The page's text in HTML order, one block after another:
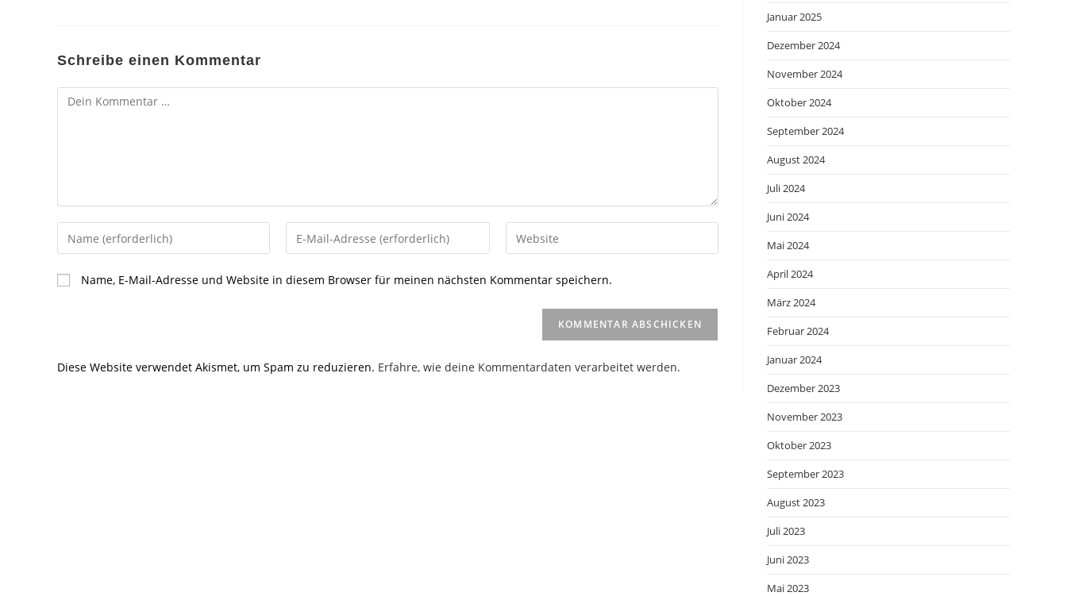
Schreibe einen Kommentar
Kommentar
Gib
deinen
Namen
oder
ein
Gib
deine
ein
Gib
deine
Name, E-Mail-Adresse und Website in diesem Browser für meinen nächsten Kommentar speichern.
Diese Website verwendet Akismet, um Spam zu reduzieren. Erfahre, wie deine Kommentardaten verarbeitet werden.
Januar 2025
Dezember 2024
November 2024
Oktober 2024
September 2024
August 2024
Juli 2024
Juni 2024
Mai 2024
April 2024
März 2024
Februar 2024
Januar 2024
Dezember 2023
November 2023
Oktober 2023
September 2023
August 2023
Juli 2023
Juni 2023
Mai 2023